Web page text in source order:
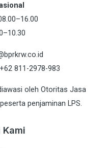
811-2978-983
oleh Otoritas Jasa
penjaminan LPS.
Kami